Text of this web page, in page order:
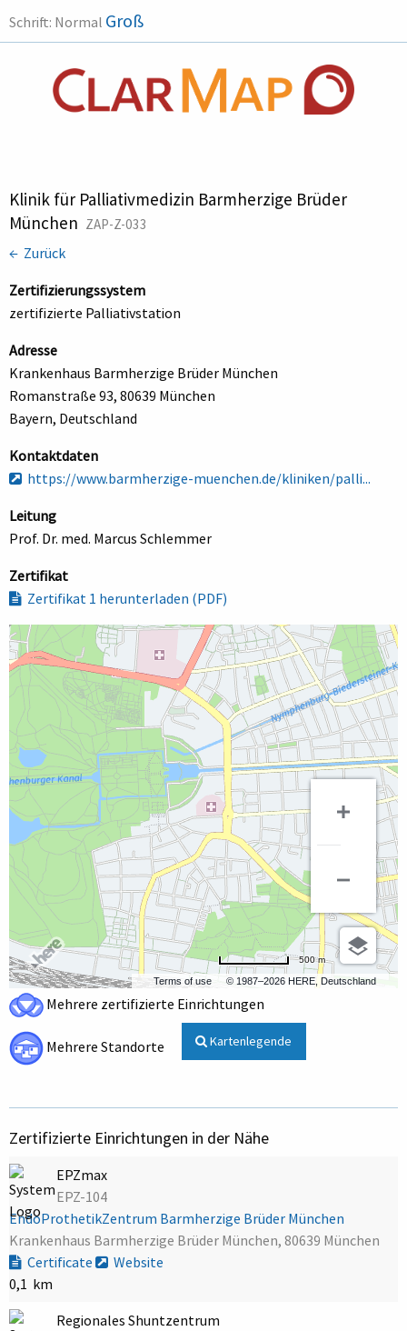
Schrift: Normal Groß
Klinik für Palliativmedizin Barmherzige Brüder
München ZAP-Z-033
← Zurück
Zertifizierungssystem
zertifizierte Palliativstation
Adresse
Krankenhaus Barmherzige Brüder München
Romanstraße 93, 80639 München
Bayern, Deutschland
Kontaktdaten
https://www.barmherzige-muenchen.de/kliniken/palli...
Leitung
Prof. Dr. med. Marcus Schlemmer
Zertifikat
Zertifikat 1 herunterladen (PDF)
Terms of use © 1987–2026 HERE, Deutschland
500 m
Mehrere zertifizierte Einrichtungen
Mehrere Standorte Kartenlegende
Zertifizierte Einrichtungen in der Nähe
EPZmax
EPZ-104
EndoProthetikZentrum Barmherzige Brüder München
Krankenhaus Barmherzige Brüder München, 80639 München
Certificate
Website
0,1 km
Regionales Shuntzentrum